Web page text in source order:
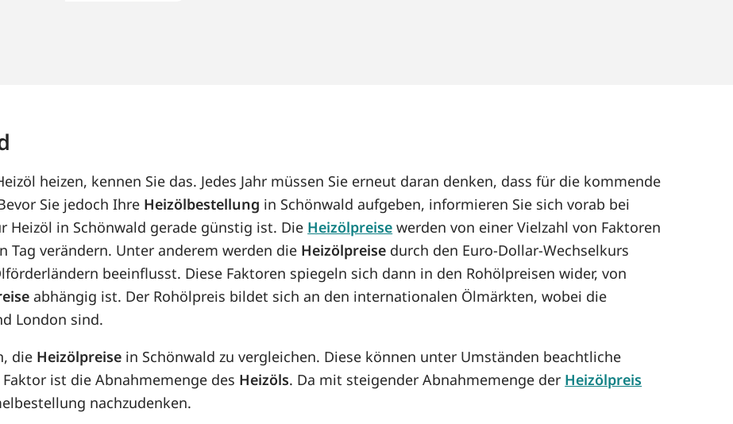
heizen, kennen Sie das. Jedes Jahr müssen Sie erneut daran denken, dass für die kommende
Sie jedoch Ihre Heizölbestellung in Schönwald aufgeben, informieren Sie sich vorab bei
Heizöl in Schönwald gerade günstig ist. Die Heizölpreise werden von einer Vielzahl von Faktoren
Tag verändern. Unter anderem werden die Heizölpreise durch den Euro-Dollar-Wechselkurs
beeinflusst. Diese Faktoren spiegeln sich dann in den Rohölpreisen wider, von
abhängig ist. Der Rohölpreis bildet sich an den internationalen Ölmärkten, wobei die
London sind.
die Heizölpreise in Schönwald zu vergleichen. Diese können unter Umständen beachtliche
ist die Abnahmemenge des Heizöls. Da mit steigender Abnahmemenge der Heizölpreis
nachzudenken.